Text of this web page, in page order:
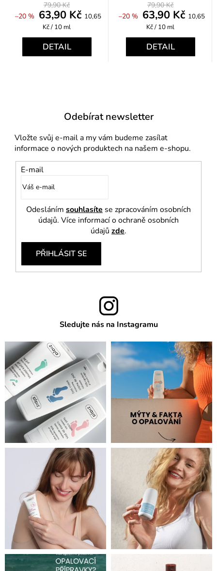
79,90 Kč
–20 % 63,90 Kč Měrná
cena:
10,65
Kč / 10 ml
DETAIL
79,90 Kč
–20 % 63,90 Kč Měrná
cena:
10,65
Kč / 10 ml
DETAIL
Odebírat newsletter
Vložte svůj e-mail a my vám budeme zasílat
informace o nových produktech na našem e-shopu.
E-mail
Odesláním souhlasíte se zpracováním osobních
údajů. Více informací o ochraně osobních
údajů zde.
PŘIHLÁSIT SE
Sledujte nás na Instagramu